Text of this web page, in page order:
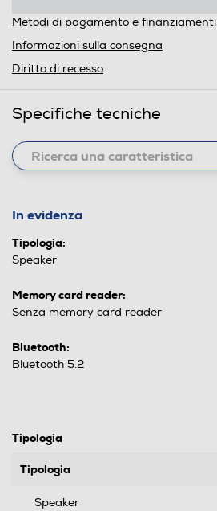
Metodi di pagamento e finanziamenti
Informazioni sulla consegna
Diritto di recesso
Specifiche tecniche
In evidenza
Tipologia:
Speaker
Memory card reader:
Senza memory card reader
Bluetooth:
Bluetooth 5.2
Tipologia
Tipologia
Speaker